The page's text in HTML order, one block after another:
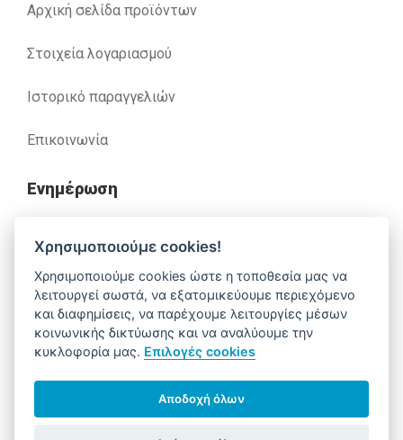
Αρχική σελίδα προϊόντων
Στοιχεία λογαριασμού
Ιστορικό παραγγελιών
Επικοινωνία
Ενημέρωση
Ανακλήσεις
Βοήθεια
Έχετε απορίες. Χρειάζεστε βοήθεια;
210 52 14 037 support@alfa-pharm.gr
Χρησιμοποιούμε cookies!
Χρησιμοποιούμε cookies ώστε η τοποθεσία μας να
λειτουργεί σωστά, να εξατομικεύουμε περιεχόμενο
και διαφημίσεις, να παρέχουμε λειτουργίες μέσων
κοινωνικής δικτύωσης και να αναλύουμε την
κυκλοφορία μας. Επιλογές cookies
Αποδοχή όλων